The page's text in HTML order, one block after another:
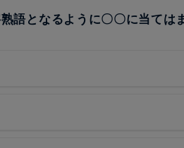
語となるように〇〇に当ては